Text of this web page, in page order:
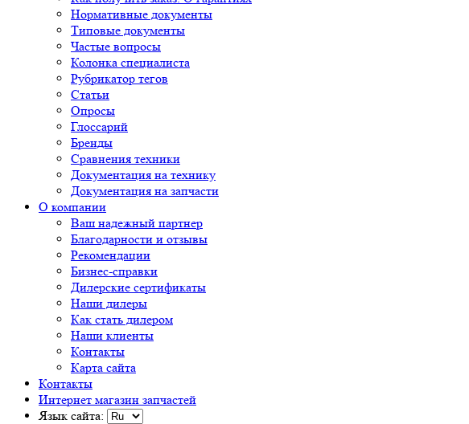
Нормативные документы
Типовые документы
Частые вопросы
Колонка специалиста
Рубрикатор тегов
Статьи
Опросы
Глоссарий
Бренды
Сравнения техники
Документация на технику
Документация на запчасти
О компании
Ваш надежный партнер
Благодарности и отзывы
Рекомендации
Бизнес-справки
Дилерские сертификаты
Наши дилеры
Как стать дилером
Наши клиенты
Контакты
Карта сайта
Контакты
Интернет магазин запчастей
Язык сайта: